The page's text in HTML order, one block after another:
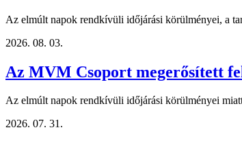
Az elmúlt napok rendkívüli időjárási körülményei, a
2026. 08. 03.
Az MVM Csoport megerősített
Az elmúlt napok rendkívüli időjárási körülményei
2026. 07. 31.